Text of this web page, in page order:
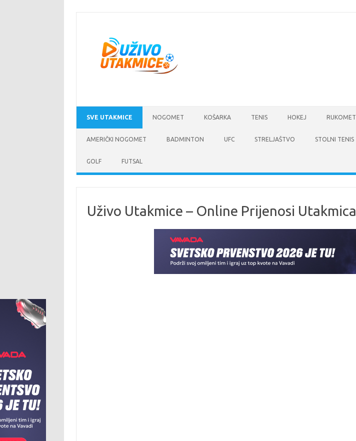
SVE UTAKMICE NOGOMET KOŠARKA TENIS HOKEJ RUKOMET
AMERIČKI NOGOMET BADMINTON UFC STRELJAŠTVO STOLNI TENIS
GOLF FUTSAL
Uživo Utakmice – Online Prijenosi Utakmica